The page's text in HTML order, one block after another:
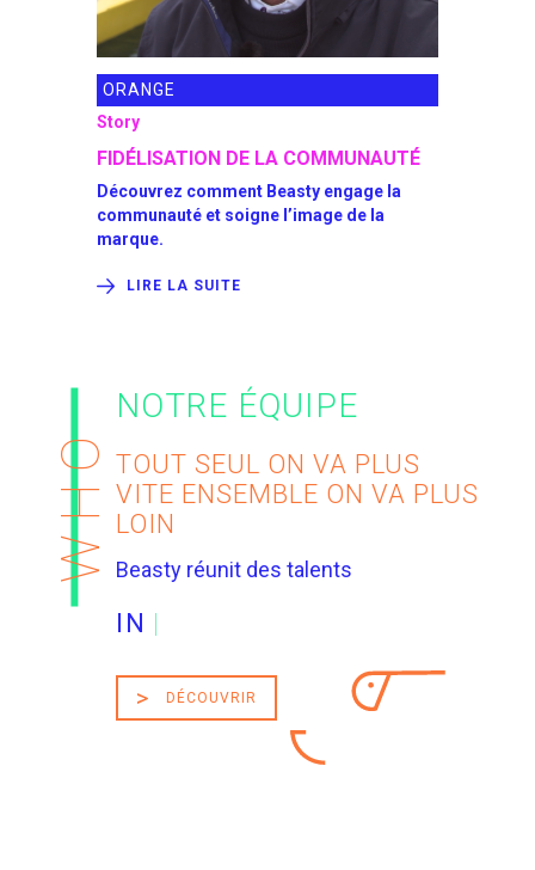
ORANGE
Story
FIDÉLISATION DE LA COMMUNAUTÉ
Découvrez comment Beasty engage la
communauté et soigne l’image de la
marque.
LIRE LA SUITE
WHO
NOTRE ÉQUIPE
TOUT SEUL ON VA PLUS
VITE ENSEMBLE ON VA PLUS
LOIN
Beasty réunit des talents
INDÉPE
DÉCOUVRIR